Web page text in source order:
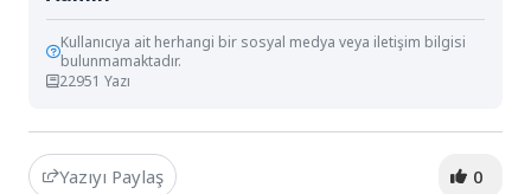
Kullanıcıya ait herhangi bir sosyal medya veya iletişim bilgisi
bulunmamaktadır.
22951 Yazı
Yazıyı Paylaş 0